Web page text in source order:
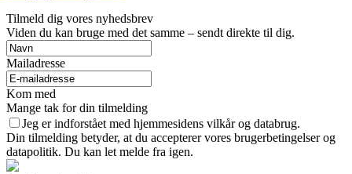
Tilmeld dig vores nyhedsbrev
Viden du kan bruge med det samme – sendt direkte til dig.
Mailadresse
Kom med
Mange tak for din tilmelding
Jeg er indforstået med hjemmesidens vilkår og databrug.
Din tilmelding betyder, at du accepterer vores brugerbetingelser og
datapolitik. Du kan let melde fra igen.